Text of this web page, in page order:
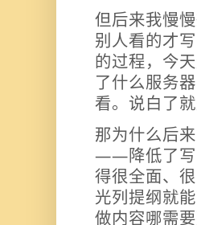
但后来我慢
别人看的才
的过程，今
了什么服务
看。说白了
那为什么后
——降低了写
得很全面、
光列提纲就
做内容哪需